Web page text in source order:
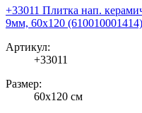
+33011 Плитка нап.
9мм, 60x120 (610010001414)
Артикул:
+33011
Размер:
60x120 см